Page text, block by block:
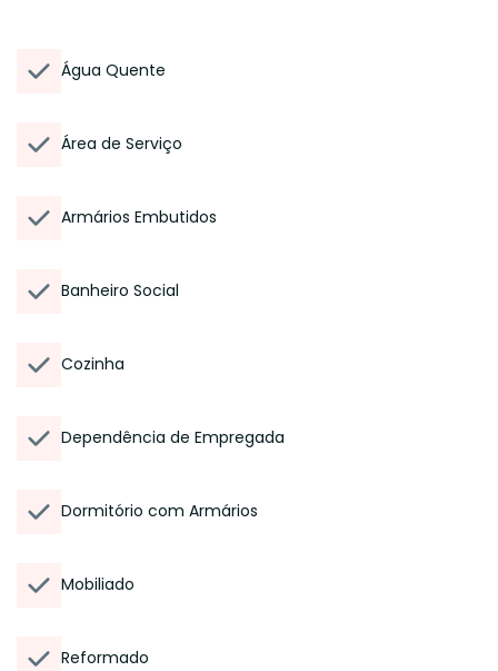
Água Quente
Área de Serviço
Armários Embutidos
Banheiro Social
Cozinha
Dependência de Empregada
Dormitório com Armários
Mobiliado
Reformado